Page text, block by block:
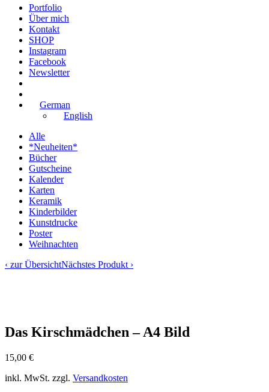
Portfolio
Über mich
Kontakt
SHOP
Instagram
Facebook
Newsletter
German
English
Alle
*Neuheiten*
Bücher
Gutscheine
Kalender
Karten
Keramik
Kinderbilder
Kunstdrucke
Poster
Weihnachten
‹ zur ÜbersichtNächstes Produkt ›
Das Kirschmädchen – A4 Bild
15,00 €
inkl. MwSt. zzgl. Versandkosten